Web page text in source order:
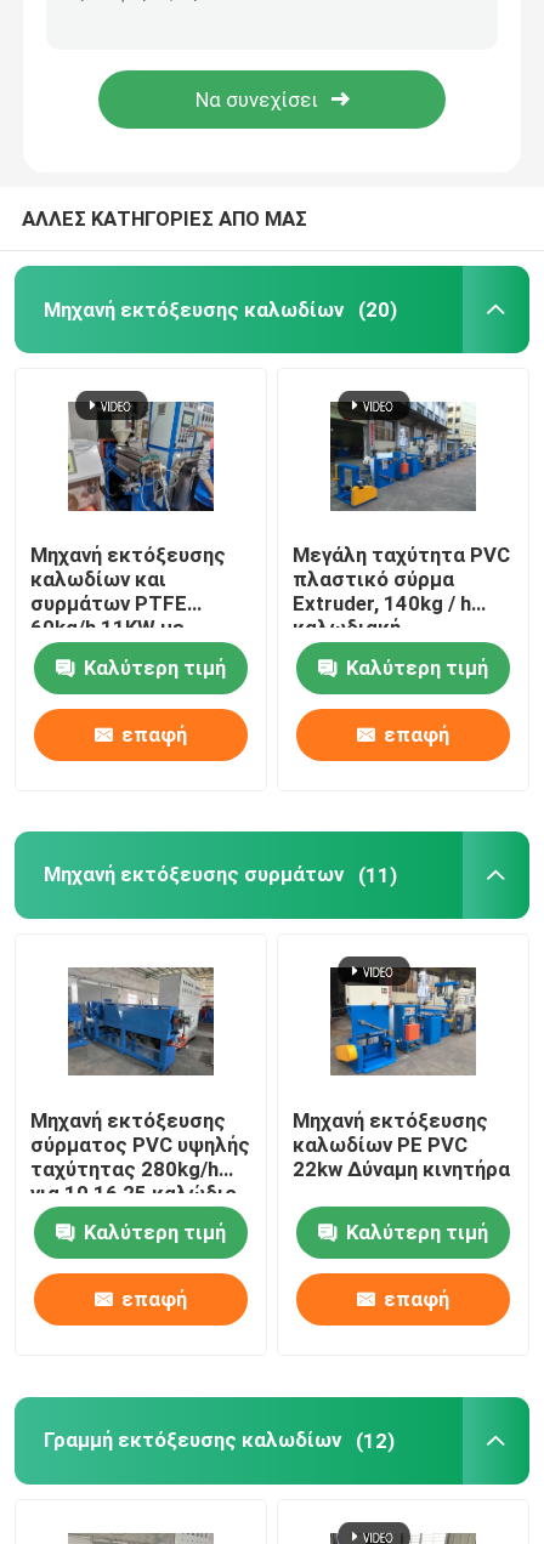
Καλώδιο που στρίβει τη μηχανή
Μηχανή σύρματος χαλκού
Μηχανή ανύψωσης χαλκού
Μηχανή συγκόλλησης χαλκού
Μηχανή κατασκευής σπειροειδών συγκολλημένων
Τέμνουσα μηχανή λέιζερ
Καλωδιακό καλώδιο
Κεφαλίδα διασταύρωσης καλωδίου
Χάλκινο σύρμα ζωγραφικής πεθαίνει
Μηχανή διάσπασης χαλκού 1350m/min
ΑΛΛΕΣ ΚΑΤΗΓΟΡΙΕΣ ΑΠΟ ΜΑΣ
Μηχανή εκτόξευσης καλωδίων (20)
Μηχανή εκτόξευσης
καλωδίων και
συρμάτων PTFE
60kg/h 11KW με
κινητήρα Siemens
Καλύτερη τιμή
επαφή
Μεγάλη ταχύτητα PVC
πλαστικό σύρμα
Extruder, 140kg / h
καλωδιακή
κατασκευή μηχανή
Καλύτερη τιμή
επαφή
Μηχανή εκτόξευσης συρμάτων (11)
Μηχανή εκτόξευσης
σύρματος PVC υψηλής
ταχύτητας 280kg/h
για 10 16 25 καλώδιο
Καλύτερη τιμή
επαφή
Μηχανή εκτόξευσης
καλωδίων PE PVC
22kw Δύναμη κινητήρα
Καλύτερη τιμή
επαφή
Γραμμή εκτόξευσης καλωδίων (12)